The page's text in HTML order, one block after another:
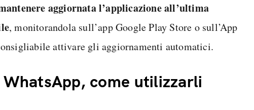
aggiornata l’applicazione all’ultima
, monitorandola sull’app Google Play Store o sull’App
attivare gli aggiornamenti automatici.
come utilizzarli